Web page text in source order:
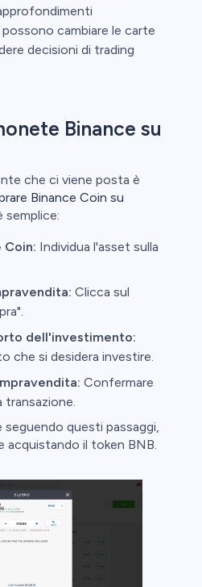
cambiare le carte
decisioni di trading
Binance su
che ci viene posta è
Binance Coin su
semplice:
Coin: Individua l'asset sulla
Clicca sul
dell'investimento:
che si desidera investire.
Confermare
questi passaggi,
il token BNB.